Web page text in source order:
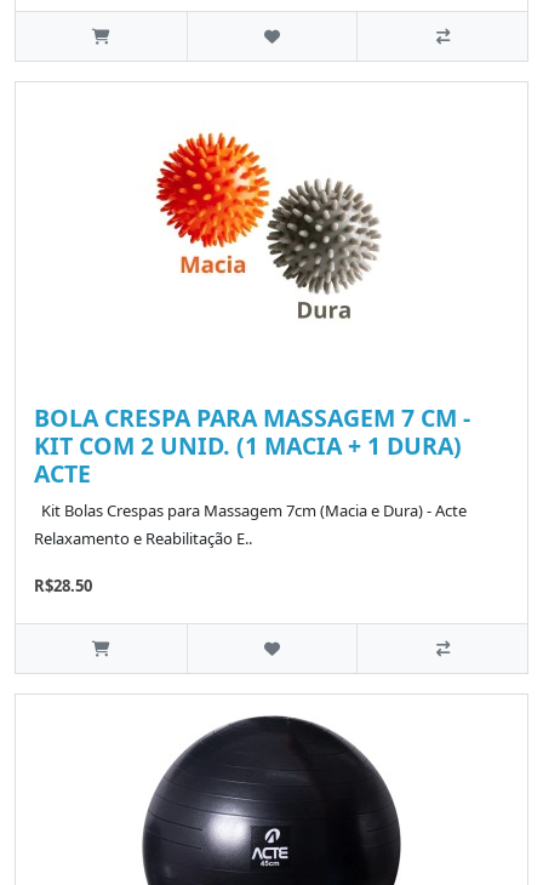
BOLA CRESPA PARA MASSAGEM 7 CM -
KIT COM 2 UNID. (1 MACIA + 1 DURA)
ACTE
Kit Bolas Crespas para Massagem 7cm (Macia e Dura) - Acte
Relaxamento e Reabilitação E..
R$28.50